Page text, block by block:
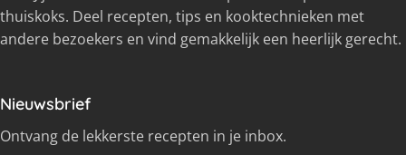
thuiskoks. Deel recepten, tips en kooktechnieken met
andere bezoekers en vind gemakkelijk een heerlijk gerecht.
Nieuwsbrief
Ontvang de lekkerste recepten in je inbox.